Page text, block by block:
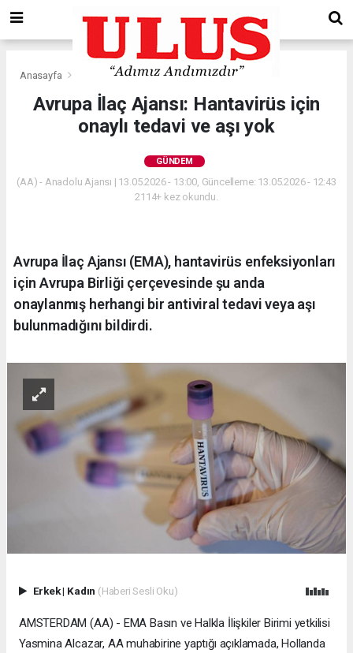
Anasayfa Gündem
Avrupa İlaç Ajansı: Hantavirüs için
onaylı tedavi ve aşı yok
GÜNDEM
(AA) - Anadolu Ajansı | 13.05.2026 - 13:00, Güncelleme: 13.05.2026 - 12:43
2114+ kez okundu.
Avrupa İlaç Ajansı (EMA), hantavirüs enfeksiyonları
için Avrupa Birliği çerçevesinde şu anda
onaylanmış herhangi bir antiviral tedavi veya aşı
bulunmadığını bildirdi.
Erkek| Kadın (Haberi Sesli Oku)
AMSTERDAM (AA) - EMA Basın ve Halkla İlişkiler Birimi yetkilisi
Yasmina Alcazar, AA muhabirine yaptığı açıklamada, Hollanda